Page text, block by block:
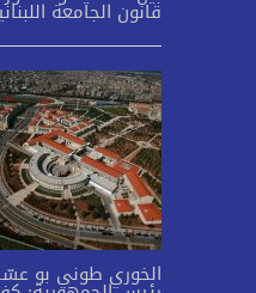
قانون الجامعة
الخوري طوني بو